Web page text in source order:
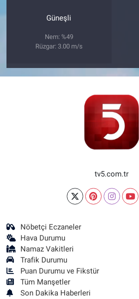
Güneşli
Nem: %49
Rüzgar: 3.00 m/s
tv5.com.tr
Nöbetçi Eczaneler
Hava Durumu
Namaz Vakitleri
Trafik Durumu
Puan Durumu ve Fikstür
Tüm Manşetler
Son Dakika Haberleri